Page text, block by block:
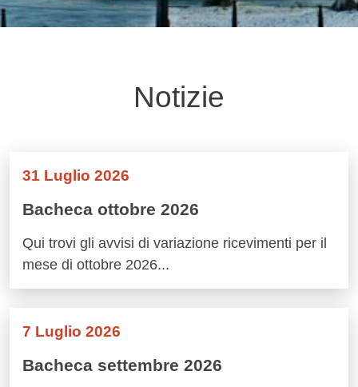
Notizie
31 Luglio 2026
Bacheca ottobre 2026
Qui trovi gli avvisi di variazione ricevimenti per il
mese di ottobre 2026...
7 Luglio 2026
Bacheca settembre 2026